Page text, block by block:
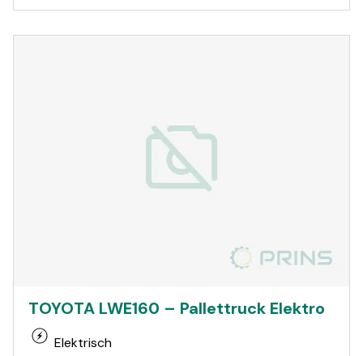
TOYOTA LWE160 – Pallettruck Elektro
Elektrisch